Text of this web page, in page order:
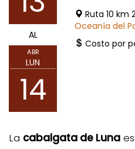
AL
ABR
LUN
14
Ruta 10 km
Oceanía del
Costo por
La cabalgata de Luna